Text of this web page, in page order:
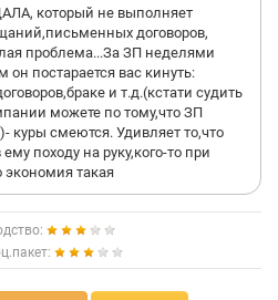
который не выполняет
договоров,
проблема...За ЗП неделями
он постарается вас кинуть:
и т.д.(кстати судить
можете по тому,что ЗП
куры смеются. Удивляет то,что
походу на руку,кого-то при
такая